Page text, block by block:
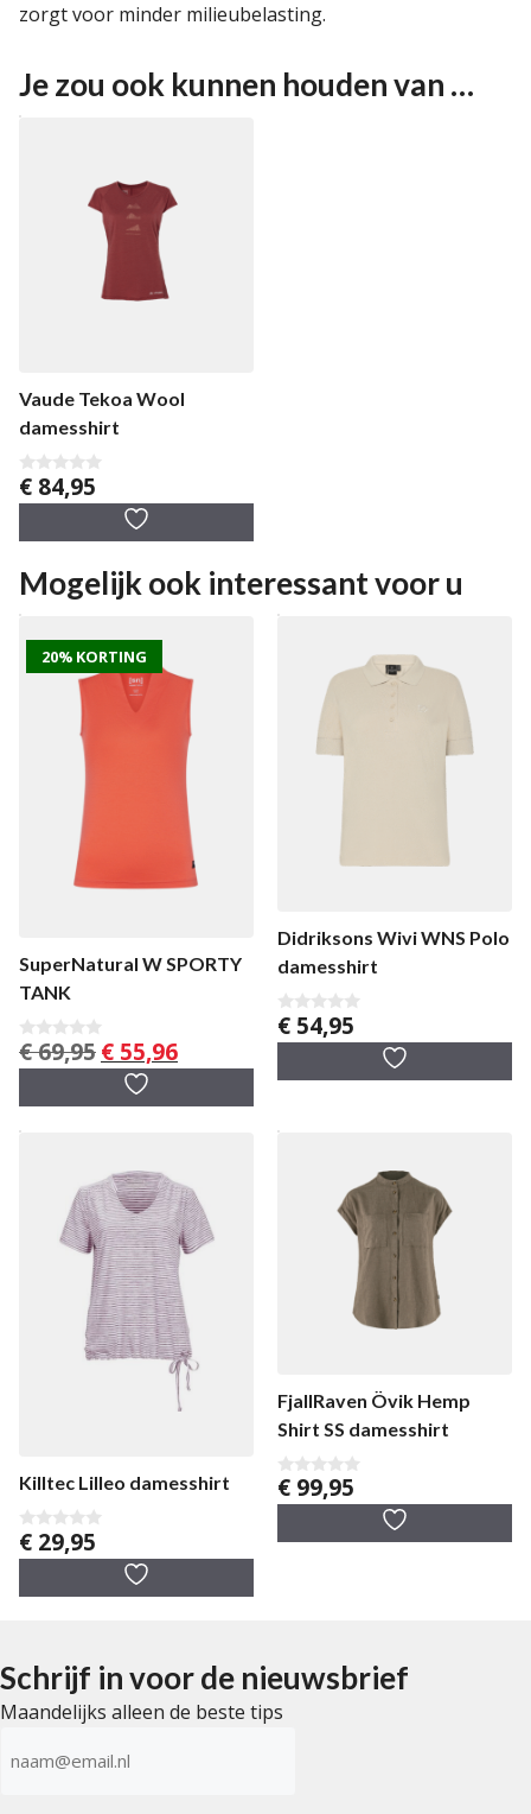
zorgt voor minder milieubelasting.
Je zou ook kunnen houden van …
Vaude Tekoa Wool
damesshirt
0
v
€ 84,95
Mogelijk ook interessant voor u
20% KORTING
SuperNatural W SPORTY
TANK
0
v
5
€69,95 Oorspronkelijke
prijs
was:
€ 55,96
prijs
Didriksons Wivi WNS Polo
damesshirt
0
v
5
€ 54,95
Killtec Lilleo damesshirt
0
v
5
€ 29,95
FjallRaven Övik Hemp
Shirt SS damesshirt
0
v
€ 99,95
Schrijf in voor de nieuwsbrief
Maandelijks alleen de beste tips
mailadres